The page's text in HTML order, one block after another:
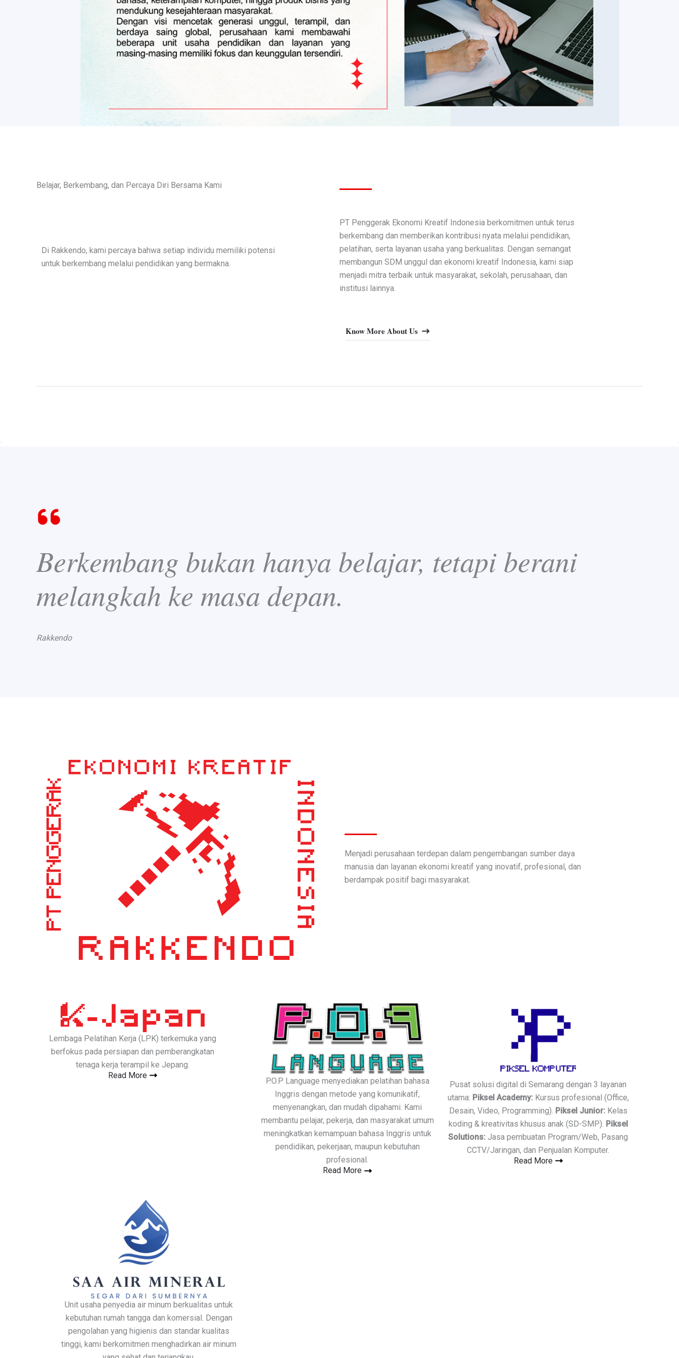
Belajar, Berkembang, dan Percaya Diri Bersama Kami
Di Rakkendo, kami percaya bahwa setiap individu memiliki potensi
untuk berkembang melalui pendidikan yang bermakna.
PT Penggerak Ekonomi Kreatif Indonesia berkomitmen untuk terus
berkembang dan memberikan kontribusi nyata melalui pendidikan,
pelatihan, serta layanan usaha yang berkualitas. Dengan semangat
membangun SDM unggul dan ekonomi kreatif Indonesia, kami siap
menjadi mitra terbaik untuk masyarakat, sekolah, perusahaan, dan
institusi lainnya.
Know More About Us
Berkembang bukan hanya belajar, tetapi berani
melangkah ke masa depan.
Rakkendo
Menjadi perusahaan terdepan dalam pengembangan sumber daya
manusia dan layanan ekonomi kreatif yang inovatif, profesional, dan
berdampak positif bagi masyarakat.
Lembaga Pelatihan Kerja (LPK) terkemuka yang
berfokus pada persiapan dan pemberangkatan
tenaga kerja terampil ke Jepang.
Read More
P.O.P Language menyediakan pelatihan bahasa
Inggris dengan metode yang komunikatif,
menyenangkan, dan mudah dipahami. Kami
membantu pelajar, pekerja, dan masyarakat umum
meningkatkan kemampuan bahasa Inggris untuk
pendidikan, pekerjaan, maupun kebutuhan
profesional.
Read More
Pusat solusi digital di Semarang dengan 3 layanan
utama: Piksel Academy:Kursus profesional (Office,
Desain, Video, Programming). Piksel Junior:Kelas
koding & kreativitas khusus anak (SD-SMP). Piksel
Solutions: Jasa pembuatan Program/Web, Pasang
CCTV/Jaringan, dan Penjualan Komputer.
Read More
Unit usaha penyedia air minum berkualitas untuk
kebutuhan rumah tangga dan komersial. Dengan
pengolahan yang higienis dan standar kualitas
tinggi, kami berkomitmen menghadirkan air minum